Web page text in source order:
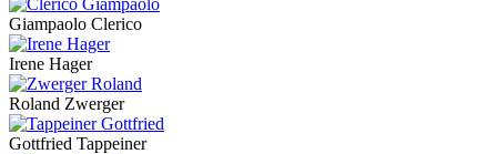
Giampaolo Clerico
Irene Hager
Roland Zwerger
Gottfried Tappeiner